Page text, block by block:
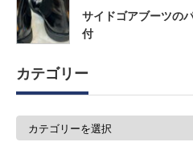
サイドゴアブーツの
付
カテゴリー